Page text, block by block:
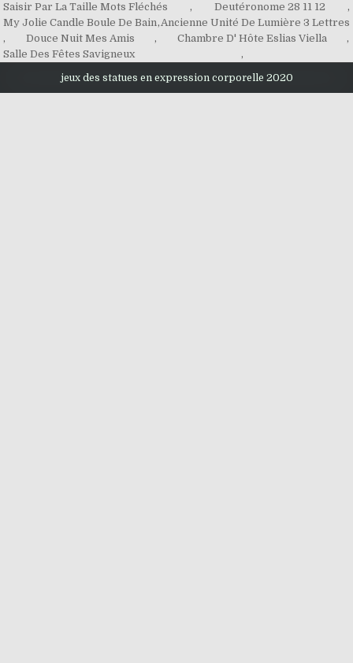
Saisir Par La Taille Mots Fléchés
, Deutéronome 28 11 12
,
My Jolie Candle Boule De Bain,Ancienne Unité De Lumière 3 Lettres
,
Douce Nuit Mes Amis , Chambre D' Hôte Eslias Viella
,
Salle Des Fêtes Savigneux
,
jeux des statues en expression corporelle 2020